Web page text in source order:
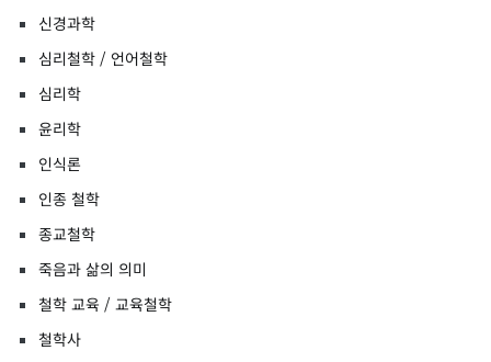
신경과학
심리철학 / 언어철학
심리학
윤리학
인식론
인종 철학
종교철학
죽음과 삶의 의미
철학 교육 / 교육철학
철학사